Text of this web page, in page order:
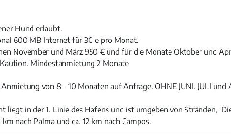
Hund erlaubt.
600 MB Internet für 30 e pro Monat.
November und März 950 € und für die Monate Oktober und
Mindestanmietung 2 Monate
von 8 - 10 Monaten auf Anfrage. OHNE JUNI. JULI und
liegt in der 1. Linie des Hafens und ist umgeben von Stränden,
nach Palma und ca. 12 km nach Campos.